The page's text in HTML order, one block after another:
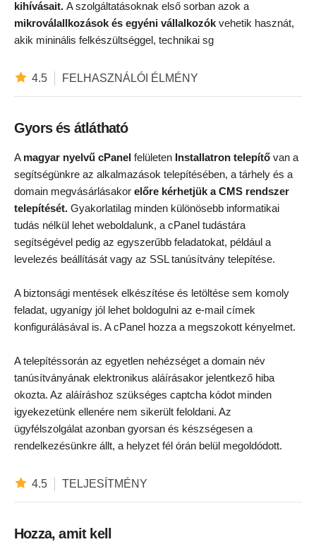
kihívásait. A szolgáltatásoknak első sorban azok a
mikroválallkozások és egyéni vállalkozók vehetik hasznát,
akik mininális felkészültséggel, technikai sg
4.5 FELHASZNÁLÓI ÉLMÉNY
Gyors és átlátható
A magyar nyelvű cPanel felületen Installatron telepítő van a
segítségünkre az alkalmazások telepítésében, a tárhely és a
domain megvásárlásakor előre kérhetjük a CMS rendszer
telepítését. Gyakorlatilag minden különösebb informatikai
tudás nélkül lehet weboldalunk, a cPanel tudástára
segítségével pedig az egyszerűbb feladatokat, például a
levelezés beállítását vagy az SSL tanúsítvány telepítése.
A biztonsági mentések elkészítése és letöltése sem komoly
feladat, ugyanígy jól lehet boldogulni az e-mail címek
konfigurálásával is. A cPanel hozza a megszokott kényelmet.
A telepítéssorán az egyetlen nehézséget a domain név
tanúsítványának elektronikus aláírásakor jelentkező hiba
okozta. Az aláíráshoz szükséges captcha kódot minden
igyekezetünk ellenére nem sikerült feloldani. Az
ügyfélszolgálat azonban gyorsan és készségesen a
rendelkezésünkre állt, a helyzet fél órán belül megoldódott.
4.5 TELJESÍTMÉNY
Hozza, amit kell